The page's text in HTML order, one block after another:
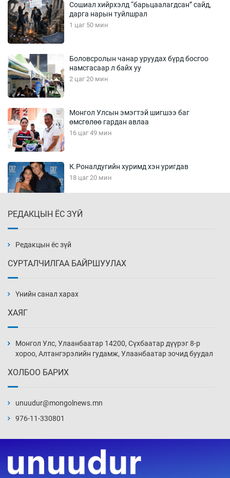
Сошиал хийрхэлд “барьцаалагдсан” сайд,
дарга нарын туйлшрал
1 цаг 50 мин
Боловсролын чанар уруудах бүрд босгоо
намсгасаар л байх уу
2 цаг 20 мин
Монгол Улсын эмэгтэй шигшээ баг
өмсгөлөө гардан авлаа
16 цаг 49 мин
К.Роналдугийн хуримд хэн уригдав
18 цаг 20 мин
19 цаг 20 мин
19 цаг 50 мин
20 цаг 20 мин
20 цаг 50 мин
РЕДАКЦЫН ЁС ЗҮЙ
Редакцын ёс зүй
СУРТАЛЧИЛГАА БАЙРШУУЛАХ
Үнийн санал харах
ХАЯГ
Монгол Улс, Улаанбаатар 14200, Сүхбаатар дүүрэг 8-р
хороо, Алтангэрэлийн гудамж, Улаанбаатар зочид буудал
ХОЛБОО БАРИХ
unuudur@mongolnews.mn
976-11-330801